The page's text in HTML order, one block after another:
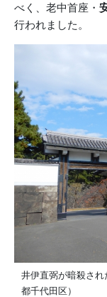
べく、老中首座・
行われました。
井伊直弼が暗殺さ
都千代田区）